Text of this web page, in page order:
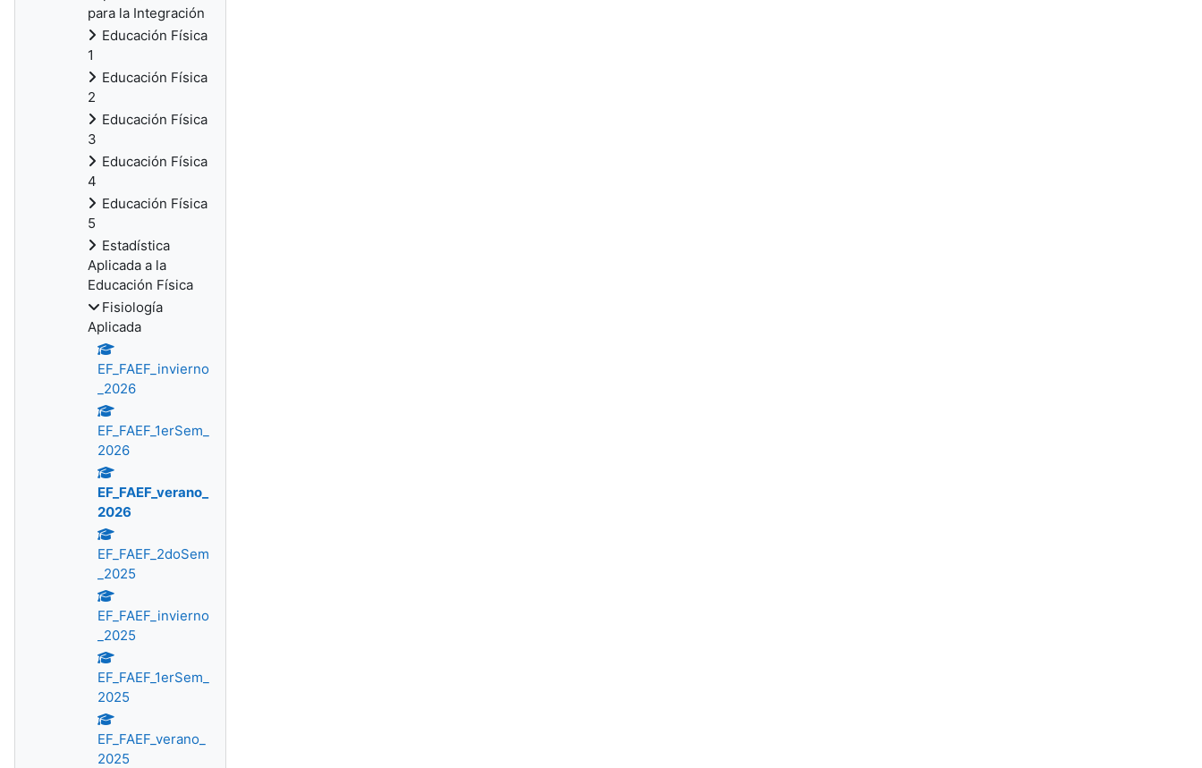
para la Integración
Educación Física
1
Educación Física
2
Educación Física
3
Educación Física
4
Educación Física
5
Estadística
Aplicada a la
Educación Física
Fisiología
Aplicada
EF_FAEF_invierno
_2026
EF_FAEF_1erSem_
2026
EF_FAEF_verano_
2026
EF_FAEF_2doSem
_2025
EF_FAEF_invierno
_2025
EF_FAEF_1erSem_
2025
EF_FAEF_verano_
2025